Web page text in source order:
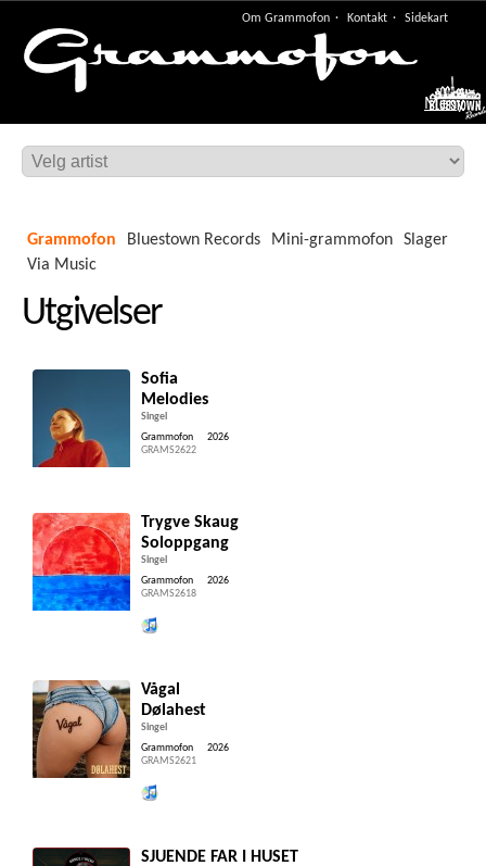
Om Grammofon Kontakt Sidekart
Meny
Grammofon Bluestown Records Mini-grammofon
Slager
Via Music
Utgivelser
Sofia
Melodies
Singel
Grammofon
GRAMS2622
2026
Trygve Skaug
Soloppgang
Singel
Grammofon
GRAMS2618
2026
Vågal
Dølahest
Singel
Grammofon
GRAMS2621
2026
SJUENDE FAR I HUSET